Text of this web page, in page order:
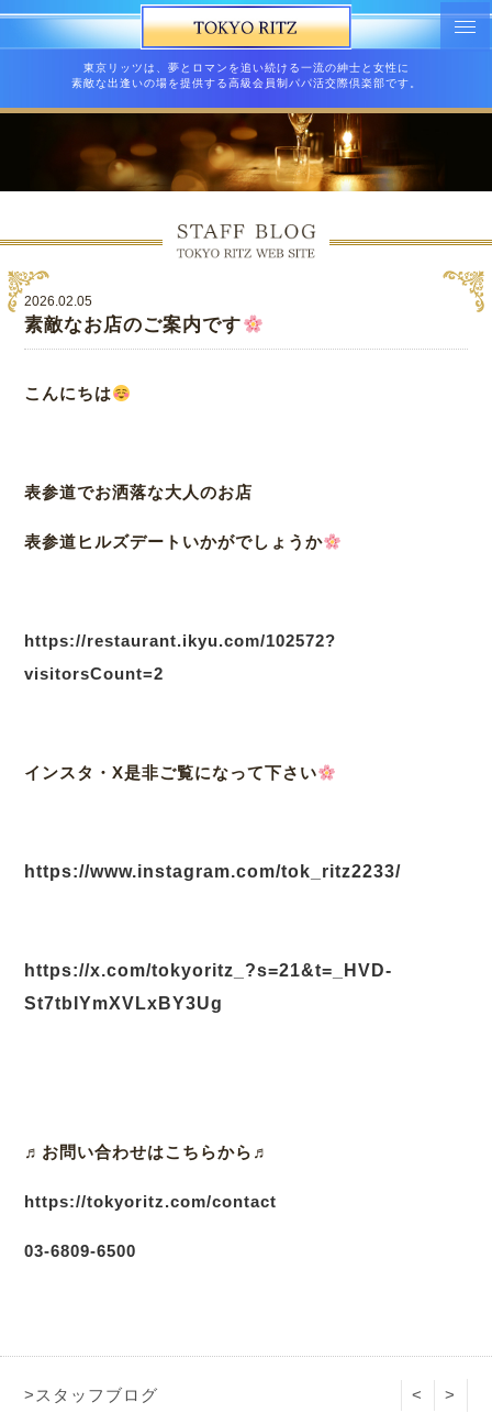
東京リッツは、夢とロマンを追い続ける一流の紳士と女性に
素敵な出逢いの場を提供する高級会員制パパ活交際倶楽部です。
2026.02.05
素敵なお店のご案内です
こんにちは
表参道でお洒落な大人のお店
表参道ヒルズデートいかがでしょうか
https://restaurant.ikyu.com/102572?
visitorsCount=2
インスタ・X是非ご覧になって下さい
https://www.instagram.com/tok_ritz2233/
https://x.com/tokyoritz_?s=21&t=_HVD-
St7tbIYmXVLxBY3Ug
♬ お問い合わせはこちらから♬
https://tokyoritz.com/contact
03-6809-6500
>スタッフブログ < >